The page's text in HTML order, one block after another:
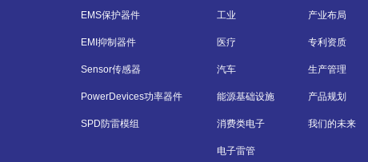
EMS保护器件
EMI抑制器件
Sensor传感器
PowerDevices功率器件
SPD防雷模组
工业
医疗
汽车
能源基础设施
消费类电子
电子雷管
产业布局
专利资质
生产管理
产品规划
我们的未来